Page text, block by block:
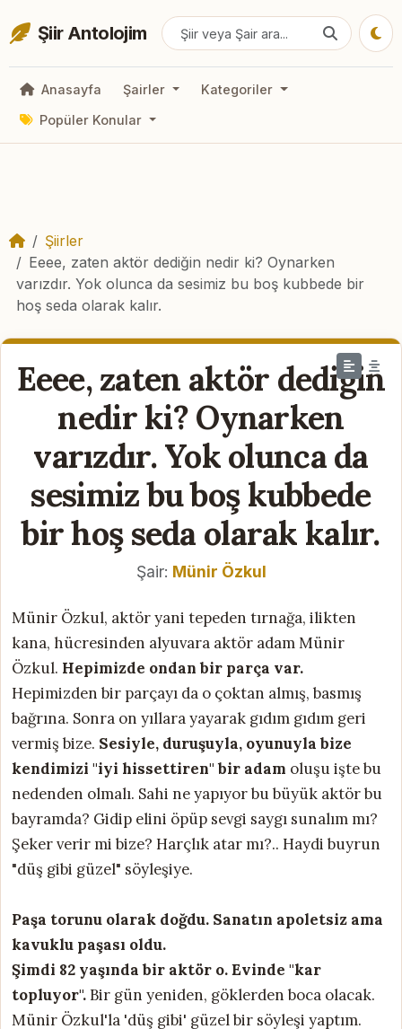
Şiir Antolojim
Anasayfa Şairler
Kategoriler
Popüler Konular
Şiirler
Eeee, zaten aktör dediğin nedir ki? Oynarken
varızdır. Yok olunca da sesimiz bu boş kubbede bir
hoş seda olarak kalır.
Eeee, zaten aktör dediğin
nedir ki? Oynarken
varızdır. Yok olunca da
sesimiz bu boş kubbede
bir hoş seda olarak kalır.
Şair: Münir Özkul
Münir Özkul, aktör yani tepeden tırnağa, ilikten
kana, hücresinden alyuvara aktör adam Münir
Özkul. Hepimizde ondan bir parça var.
Hepimizden bir parçayı da o çoktan almış, basmış
bağrına. Sonra on yıllara yayarak gıdım gıdım geri
vermiş bize. Sesiyle, duruşuyla, oyunuyla bize
kendimizi "iyi hissettiren" bir adam oluşu işte bu
nedenden olmalı. Sahi ne yapıyor bu büyük aktör bu
bayramda? Gidip elini öpüp sevgi saygı sunalım mı?
Şeker verir mi bize? Harçlık atar mı?.. Haydi buyrun
"düş gibi güzel" söyleşiye.
Paşa torunu olarak doğdu. Sanatın apoletsiz ama
kavuklu paşası oldu.
Şimdi 82 yaşında bir aktör o. Evinde "kar
topluyor".Bir gün yeniden, göklerden boca olacak.
Münir Özkul'la 'düş gibi' güzel bir söyleşi yaptım.